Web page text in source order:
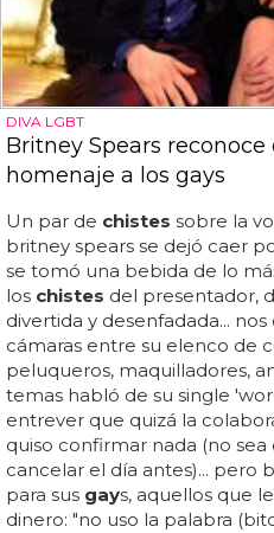
DIVA LGBT
Britney Spears
homenaje a los gays
Un par de chistes sobre la
britney spears se dejó caer
se tomó una bebida de lo
los chistes del presentador,
divertida y desenfadada...
cámaras entre su elenco de
peluqueros, maquilladores,
temas habló de su single
entrever que quizá la
quiso confirmar nada (no
cancelar el día antes)... pero
para sus gays, aquellos que
dinero: "no uso la palabra